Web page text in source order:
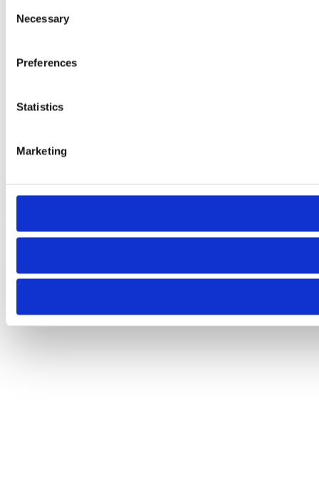
Selection
Necessary
Preferences
Statistics
Marketing